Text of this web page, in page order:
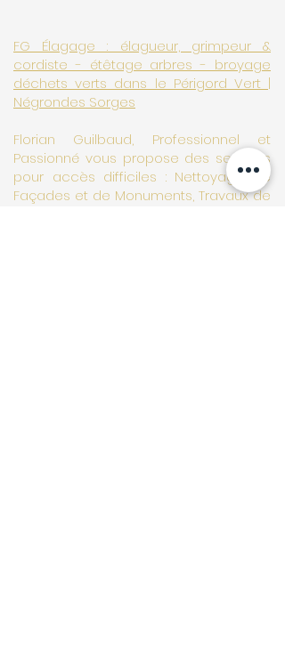
FG Élagage : élagueur, grimpeur &
cordiste - étêtage arbres - broyage
déchets verts dans le Périgord Vert |
Négrondes Sorges
Florian Guilbaud, Professionnel et
Passionné vous propose des services
pour accès difficiles : Nettoyage de
Façades et de Monuments, Travaux de